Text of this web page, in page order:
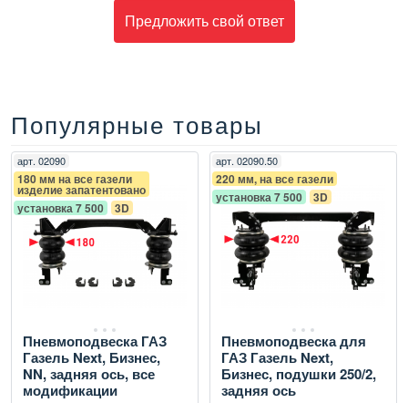
Предложить свой ответ
Популярные товары
арт. 02090
180 мм на все газели
изделие запатентовано
установка 7 500
3D
Пневмоподвеска ГАЗ
Газель Next, Бизнес,
NN, задняя ось, все
модификации
арт. 02090.50
220 мм, на все газели
установка 7 500
3D
Пневмоподвеска для
ГАЗ Газель Next,
Бизнес, подушки 250/2,
задняя ось